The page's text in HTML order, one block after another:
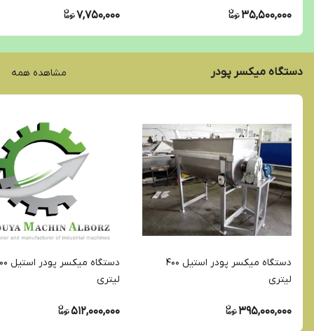
35,500,000
7,750,000
دستگاه میکسر پودر مشاهده همه
دستگاه میکسر پودر استیل 400
لیتری
395,000,000
دستگاه
لیتری
512,000,000